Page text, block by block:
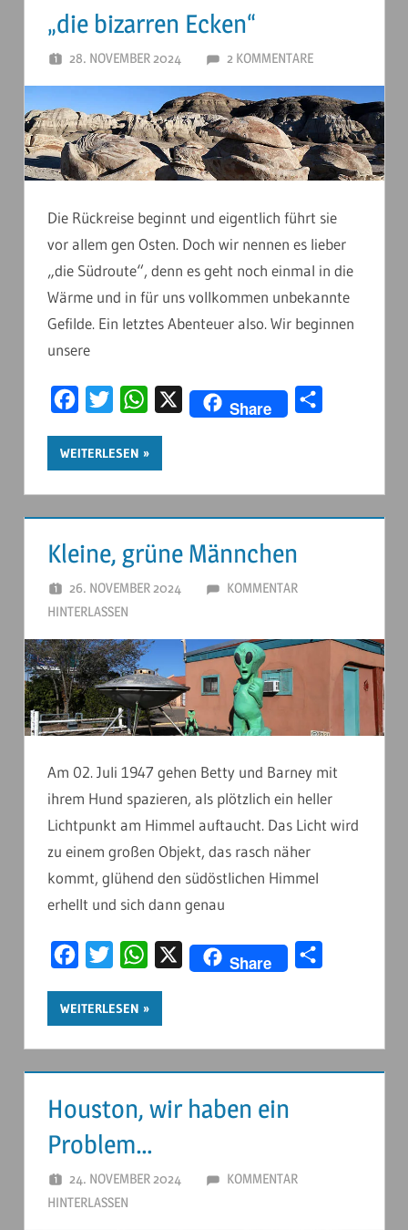
„die bizarren Ecken“
28. NOVEMBER 2024 ANDERSTOUREN
2 KOMMENTARE
Die Rückreise beginnt und eigentlich führt sie
vor allem gen Osten. Doch wir nennen es lieber
„die Südroute“, denn es geht noch einmal in die
Wärme und in für uns vollkommen unbekannte
Gefilde. Ein letztes Abenteuer also. Wir beginnen
unsere
FacebookTwitter WhatsApp
X Share
WEITERLESEN
Kleine, grüne Männchen
26. NOVEMBER 2024 ANDERSTOUREN
KOMMENTAR
HINTERLASSEN
Am 02. Juli 1947 gehen Betty und Barney mit
ihrem Hund spazieren, als plötzlich ein heller
Lichtpunkt am Himmel auftaucht. Das Licht wird
zu einem großen Objekt, das rasch näher
kommt, glühend den südöstlichen Himmel
erhellt und sich dann genau
FacebookTwitter WhatsApp
X Share
WEITERLESEN
Houston, wir haben ein
Problem…
24. NOVEMBER 2024 ANDERSTOUREN
KOMMENTAR
HINTERLASSEN